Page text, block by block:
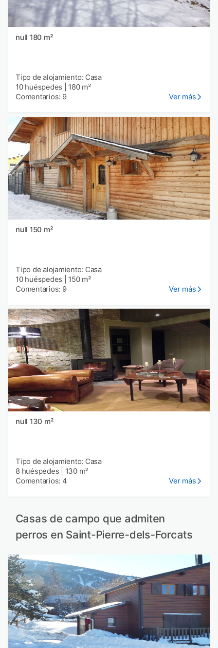
null 180 m²
Tipo de alojamiento: Casa
10 huéspedes
180 m²
Comentarios: 9
Ver más
null 150 m²
Tipo de alojamiento: Casa
10 huéspedes
150 m²
Comentarios: 9
Ver más
null 130 m²
Tipo de alojamiento: Casa
8 huéspedes
130 m²
Comentarios: 4
Ver más
Casas de campo que admiten
perros en Saint-Pierre-dels-Forcats